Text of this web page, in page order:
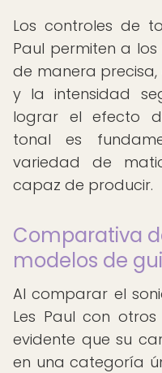
Los controles de
Paul permiten a
de manera
y la intensidad
lograr el efecto
tonal es
variedad de
capaz de producir.
Comparativa
modelos de
Al comparar el
Les Paul con
evidente que su
en una categoría